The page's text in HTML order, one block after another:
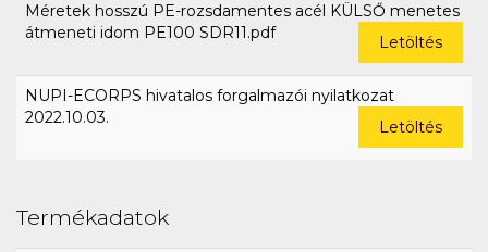
Méretek hosszú PE-rozsdamentes acél KÜLSŐ menetes
átmeneti idom PE100 SDR11.pdf
Letöltés
NUPI-ECORPS hivatalos forgalmazói nyilatkozat
2022.10.03.
Letöltés
Termékadatok